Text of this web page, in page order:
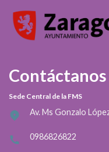
Contáctanos
Sede Central de la FMS
Av. Ms Gonzalo
0986826822